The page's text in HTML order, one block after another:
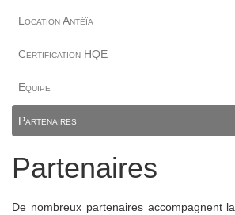
Location Antéïa
Certification HQE
Equipe
Partenaires
Partenaires
De nombreux partenaires accompagnent